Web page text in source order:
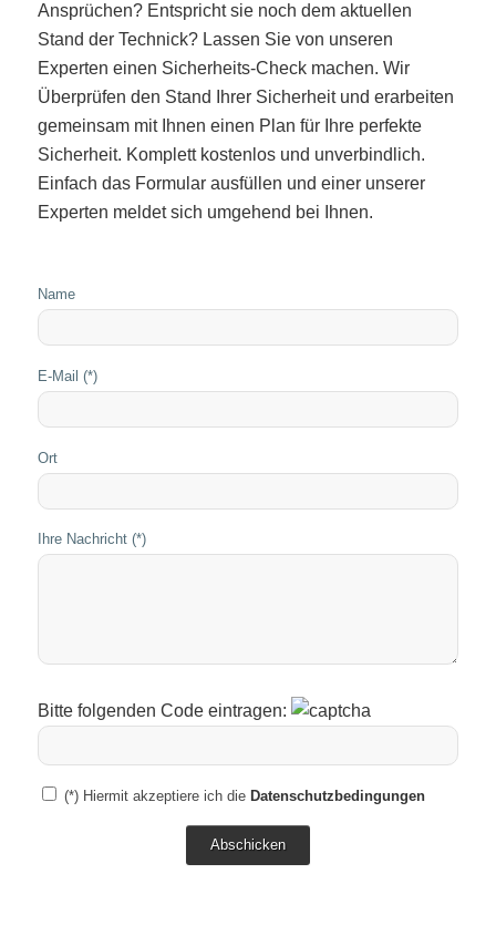
Ansprüchen? Entspricht sie noch dem aktuellen
Stand der Technick? Lassen Sie von unseren
Experten einen Sicherheits-Check machen. Wir
Überprüfen den Stand Ihrer Sicherheit und erarbeiten
gemeinsam mit Ihnen einen Plan für Ihre perfekte
Sicherheit. Komplett kostenlos und unverbindlich.
Einfach das Formular ausfüllen und einer unserer
Experten meldet sich umgehend bei Ihnen.
Name
E-Mail (*)
Ort
Ihre Nachricht (*)
Bitte folgenden Code eintragen:
(*) Hiermit akzeptiere ich die Datenschutzbedingungen